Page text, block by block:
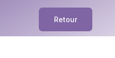
Retour